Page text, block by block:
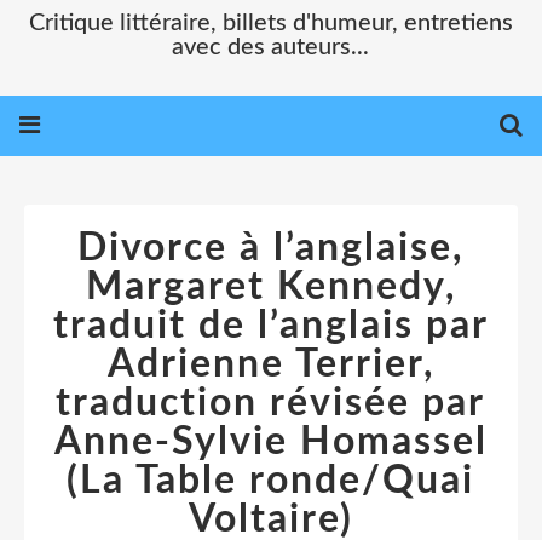
Critique littéraire, billets d'humeur, entretiens
avec des auteurs...
Divorce à l’anglaise,
Margaret Kennedy,
traduit de l’anglais par
Adrienne Terrier,
traduction révisée par
Anne-Sylvie Homassel
(La Table ronde/Quai
Voltaire)